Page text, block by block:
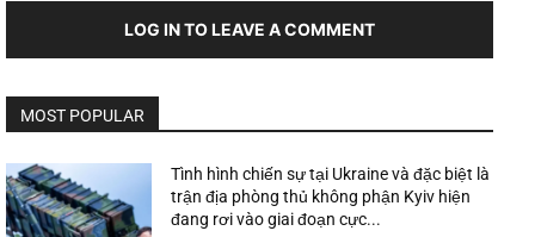
LOG IN TO LEAVE A COMMENT
MOST POPULAR
Tình hình chiến sự tại Ukraine và đặc biệt là
trận địa phòng thủ không phận Kyiv hiện
đang rơi vào giai đoạn cực...